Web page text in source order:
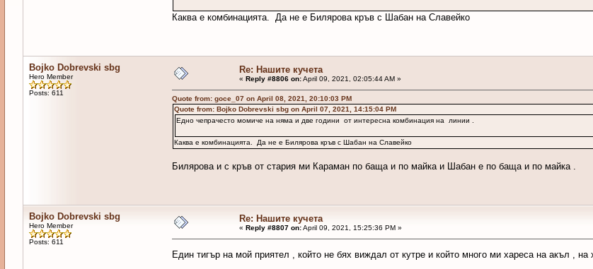
Каква е комбинацията. Да не е Билярова кръв с Шабан на Славейко
Bojko Dobrevski sbg
Hero Member
Posts: 611
Re: Нашите кучета
« Reply #8806 on:April 09, 2021, 02:05:44 AM »
Quote from: goce_07 on April 08, 2021, 20:10:03 PM
Quote from: Bojko Dobrevski sbg on April 07, 2021, 14:15:04 PM
Едно чепрачесто момиче на няма и две години от интересна комбинация на линии .
Каква е комбинацията. Да не е Билярова кръв с Шабан на Славейко
Билярова и с кръв от стария ми Караман по баща и по майка и Шабан е по баща и по майка .
Bojko Dobrevski sbg
Hero Member
Posts: 611
Re: Нашите кучета
« Reply #8807 on:April 09, 2021, 15:25:36 PM »
Eдин тигър на мой приятел , който не бях виждал от кутре и който много ми хареса на акъл , на